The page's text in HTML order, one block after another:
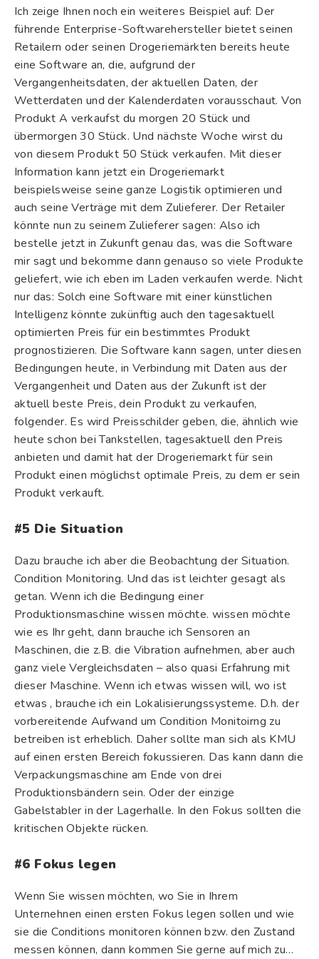
Ich zeige Ihnen noch ein weiteres Beispiel auf: Der
führende Enterprise-Softwarehersteller bietet seinen
Retailern oder seinen Drogeriemärkten bereits heute
eine Software an, die, aufgrund der
Vergangenheitsdaten, der aktuellen Daten, der
Wetterdaten und der Kalenderdaten vorausschaut. Von
Produkt A verkaufst du morgen 20 Stück und
übermorgen 30 Stück. Und nächste Woche wirst du
von diesem Produkt 50 Stück verkaufen. Mit dieser
Information kann jetzt ein Drogeriemarkt
beispielsweise seine ganze Logistik optimieren und
auch seine Verträge mit dem Zulieferer. Der Retailer
könnte nun zu seinem Zulieferer sagen: Also ich
bestelle jetzt in Zukunft genau das, was die Software
mir sagt und bekomme dann genauso so viele Produkte
geliefert, wie ich eben im Laden verkaufen werde. Nicht
nur das: Solch eine Software mit einer künstlichen
Intelligenz könnte zukünftig auch den tagesaktuell
optimierten Preis für ein bestimmtes Produkt
prognostizieren. Die Software kann sagen, unter diesen
Bedingungen heute, in Verbindung mit Daten aus der
Vergangenheit und Daten aus der Zukunft ist der
aktuell beste Preis, dein Produkt zu verkaufen,
folgender. Es wird Preisschilder geben, die, ähnlich wie
heute schon bei Tankstellen, tagesaktuell den Preis
anbieten und damit hat der Drogeriemarkt für sein
Produkt einen möglichst optimale Preis, zu dem er sein
Produkt verkauft.
#5 Die Situation
Dazu brauche ich aber die Beobachtung der Situation.
Condition Monitoring. Und das ist leichter gesagt als
getan. Wenn ich die Bedingung einer
Produktionsmaschine wissen möchte. wissen möchte
wie es Ihr geht, dann brauche ich Sensoren an
Maschinen, die z.B. die Vibration aufnehmen, aber auch
ganz viele Vergleichsdaten – also quasi Erfahrung mit
dieser Maschine. Wenn ich etwas wissen will, wo ist
etwas , brauche ich ein Lokalisierungssysteme. D.h. der
vorbereitende Aufwand um Condition Monitoirng zu
betreiben ist erheblich. Daher sollte man sich als KMU
auf einen ersten Bereich fokussieren. Das kann dann die
Verpackungsmaschine am Ende von drei
Produktionsbändern sein. Oder der einzige
Gabelstabler in der Lagerhalle. In den Fokus sollten die
kritischen Objekte rücken.
#6 Fokus legen
Wenn Sie wissen möchten, wo Sie in Ihrem
Unternehnen einen ersten Fokus legen sollen und wie
sie die Conditions monitoren können bzw. den Zustand
messen können, dann kommen Sie gerne auf mich zu…